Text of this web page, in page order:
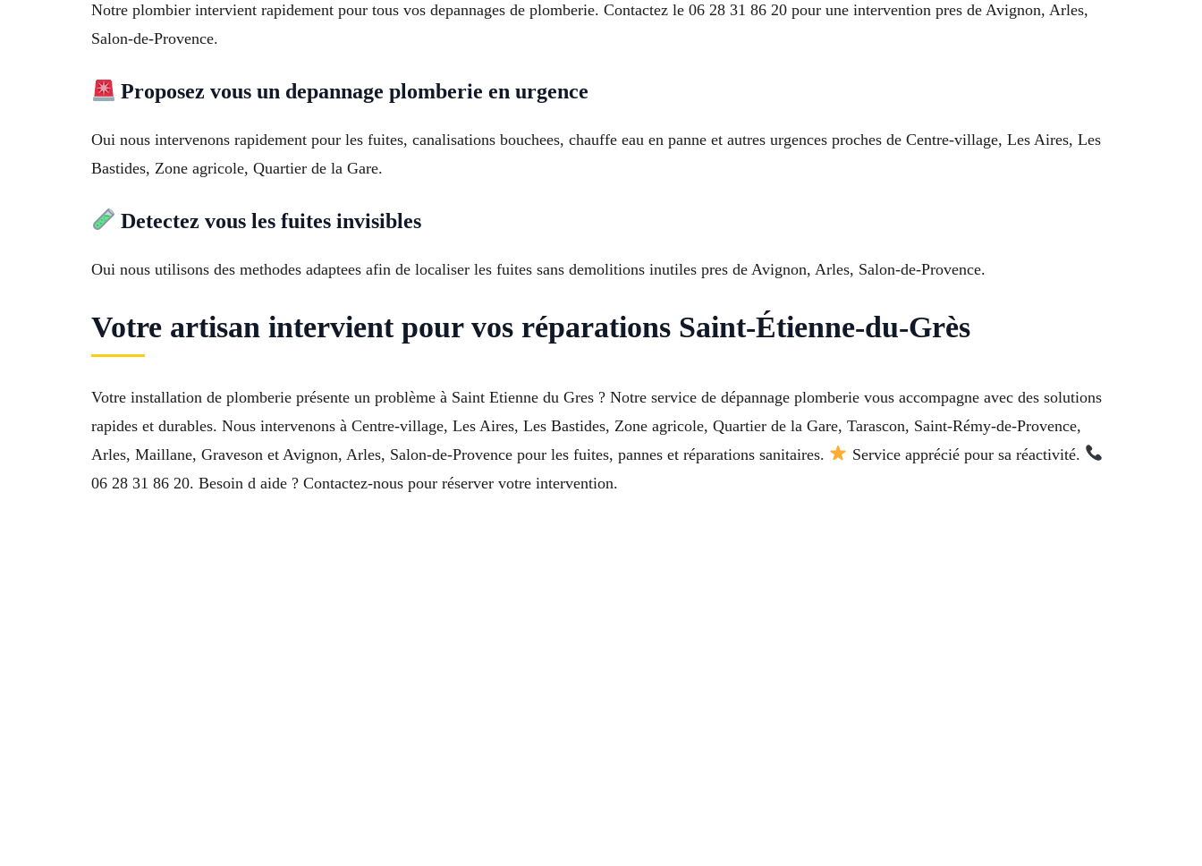
Notre plombier intervient rapidement pour tous vos depannages de plomberie. Contactez le 06 28 31 86 20 pour une intervention pres de Avignon, Arles,
Salon-de-Provence.
Proposez vous un depannage plomberie en urgence
Oui nous intervenons rapidement pour les fuites, canalisations bouchees, chauffe eau en panne et autres urgences proches de Centre-village, Les Aires, Les
Bastides, Zone agricole, Quartier de la Gare.
Detectez vous les fuites invisibles
Oui nous utilisons des methodes adaptees afin de localiser les fuites sans demolitions inutiles pres de Avignon, Arles, Salon-de-Provence.
Votre artisan intervient pour vos réparations Saint-Étienne-du-Grès
Votre installation de plomberie présente un problème à Saint Etienne du Gres ? Notre service de dépannage plomberie vous accompagne avec des solutions
rapides et durables. Nous intervenons à Centre-village, Les Aires, Les Bastides, Zone agricole, Quartier de la Gare, Tarascon, Saint-Rémy-de-Provence,
Arles, Maillane, Graveson et Avignon, Arles, Salon-de-Provence pour les fuites, pannes et réparations sanitaires.
Service apprécié pour sa réactivité.
06 28 31 86 20. Besoin d aide ? Contactez-nous pour réserver votre intervention.